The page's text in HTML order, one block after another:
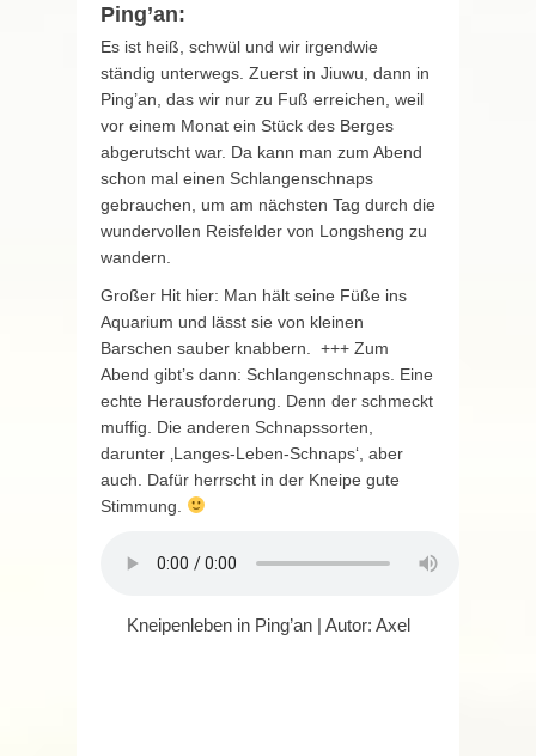
Ping’an:
Es ist heiß, schwül und wir irgendwie
ständig unterwegs. Zuerst in Jiuwu, dann in
Ping’an, das wir nur zu Fuß erreichen, weil
vor einem Monat ein Stück des Berges
abgerutscht war. Da kann man zum Abend
schon mal einen Schlangenschnaps
gebrauchen, um am nächsten Tag durch die
wundervollen Reisfelder von Longsheng zu
wandern.
Großer Hit hier: Man hält seine Füße ins
Aquarium und lässt sie von kleinen
Barschen sauber knabbern. +++ Zum
Abend gibt’s dann: Schlangenschnaps. Eine
echte Herausforderung. Denn der schmeckt
muffig. Die anderen Schnapssorten,
darunter ‚Langes-Leben-Schnaps‘, aber
auch. Dafür herrscht in der Kneipe gute
Stimmung.
Kneipenleben in Ping’an | Autor: Axel